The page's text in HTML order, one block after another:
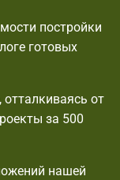
постройки
готовых
от
за 500
нашей